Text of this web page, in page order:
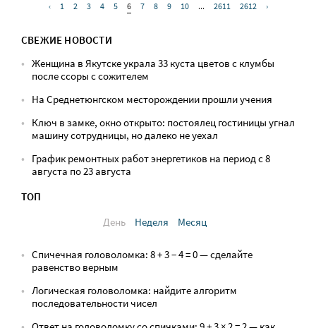
‹ 1 2 3 4 5 6 7 8 9 10 ... 2611 2612 ›
СВЕЖИЕ НОВОСТИ
Женщина в Якутске украла 33 куста цветов с клумбы
после ссоры с сожителем
На Среднетюнгском месторождении прошли учения
Ключ в замке, окно открыто: постоялец гостиницы угнал
машину сотрудницы, но далеко не уехал
График ремонтных работ энергетиков на период с 8
августа по 23 августа
ТОП
День
Неделя Месяц
Спичечная головоломка: 8 + 3 − 4 = 0 — сделайте
равенство верным
Логическая головоломка: найдите алгоритм
последовательности чисел